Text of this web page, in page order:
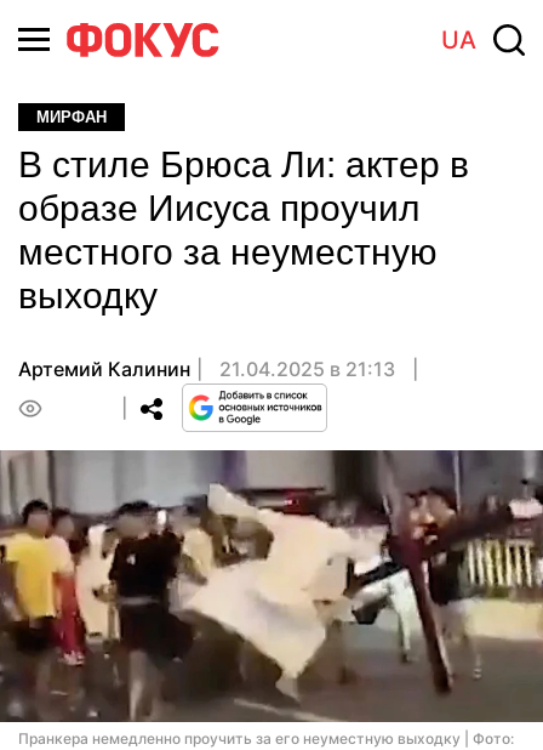
UA
МИРФАН
В стиле Брюса Ли: актер в
образе Иисуса проучил
местного за неуместную
выходку
Артемий Калинин
21.04.2025 в 21:13
Пранкера немедленно проучить за его неуместную выходку | Фото: